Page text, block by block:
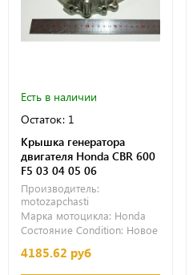
Есть в наличии
Остаток: 1
Крышка генератора
двигателя Honda CBR 600
F5 03 04 05 06
Производитель:
motozapchasti
Марка мотоцикла: Honda
Состояние Condition: Новое
4185.62 руб